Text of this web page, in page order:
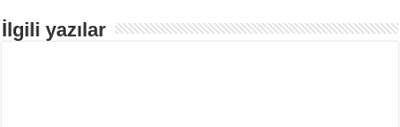
İlgili yazılar